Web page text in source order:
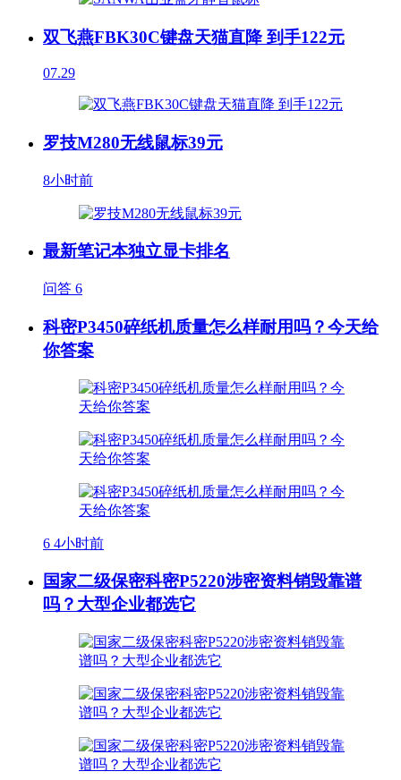
双飞燕FBK30C键盘天猫直降 到手122元
07.29
罗技M280无线鼠标39元
8小时前
最新笔记本独立显卡排名
问答 6
科密P3450碎纸机质量怎么样耐用吗？今天给
你答案
6 4小时前
国家二级保密科密P5220涉密资料销毁靠谱
吗？大型企业都选它